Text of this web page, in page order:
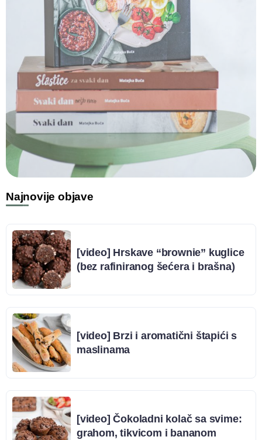
Najnovije objave
[video] Hrskave “brownie” kuglice
(bez rafiniranog šećera i brašna)
[video] Brzi i aromatični štapići s
maslinama
[video] Čokoladni kolač sa svime:
grahom, tikvicom i bananom